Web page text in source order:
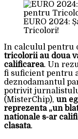
EURO 2024:
Tricolori!
In calculul pentru
tricolorii au doua
calificarea. Un
fi suficient pentru
deznodamantul
potrivit
(MisterChip), un
reprezenta „un
nationale s-ar
clasata.